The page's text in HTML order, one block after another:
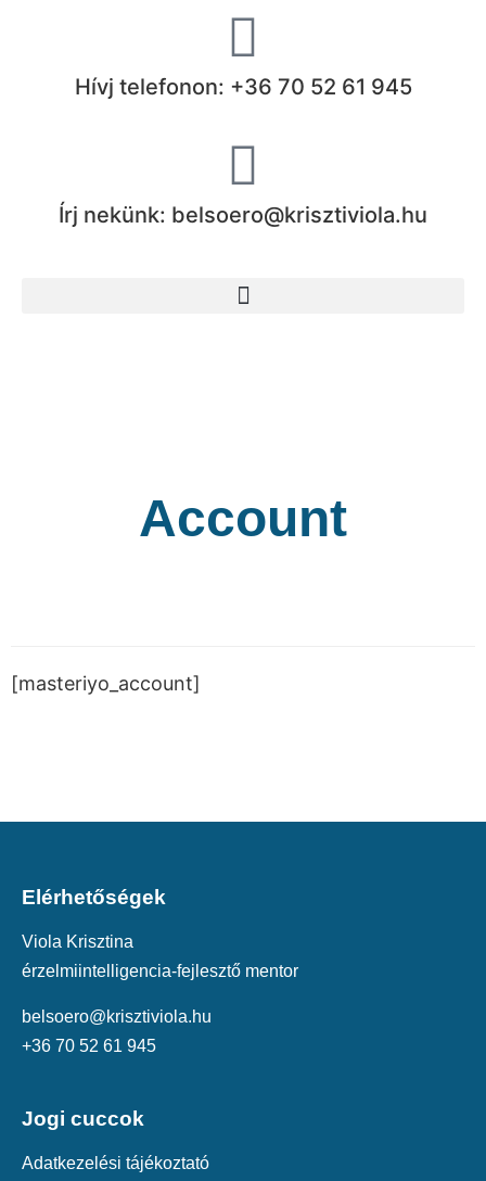
Hívj telefonon: +36 70 52 61 945
Írj nekünk: belsoero@krisztiviola.hu
Account
[masteriyo_account]
Elérhetőségek
Viola Krisztina
érzelmiintelligencia-fejlesztő mentor
belsoero@krisztiviola.hu
+36 70 52 61 945
Jogi cuccok
Adatkezelési tájékoztató